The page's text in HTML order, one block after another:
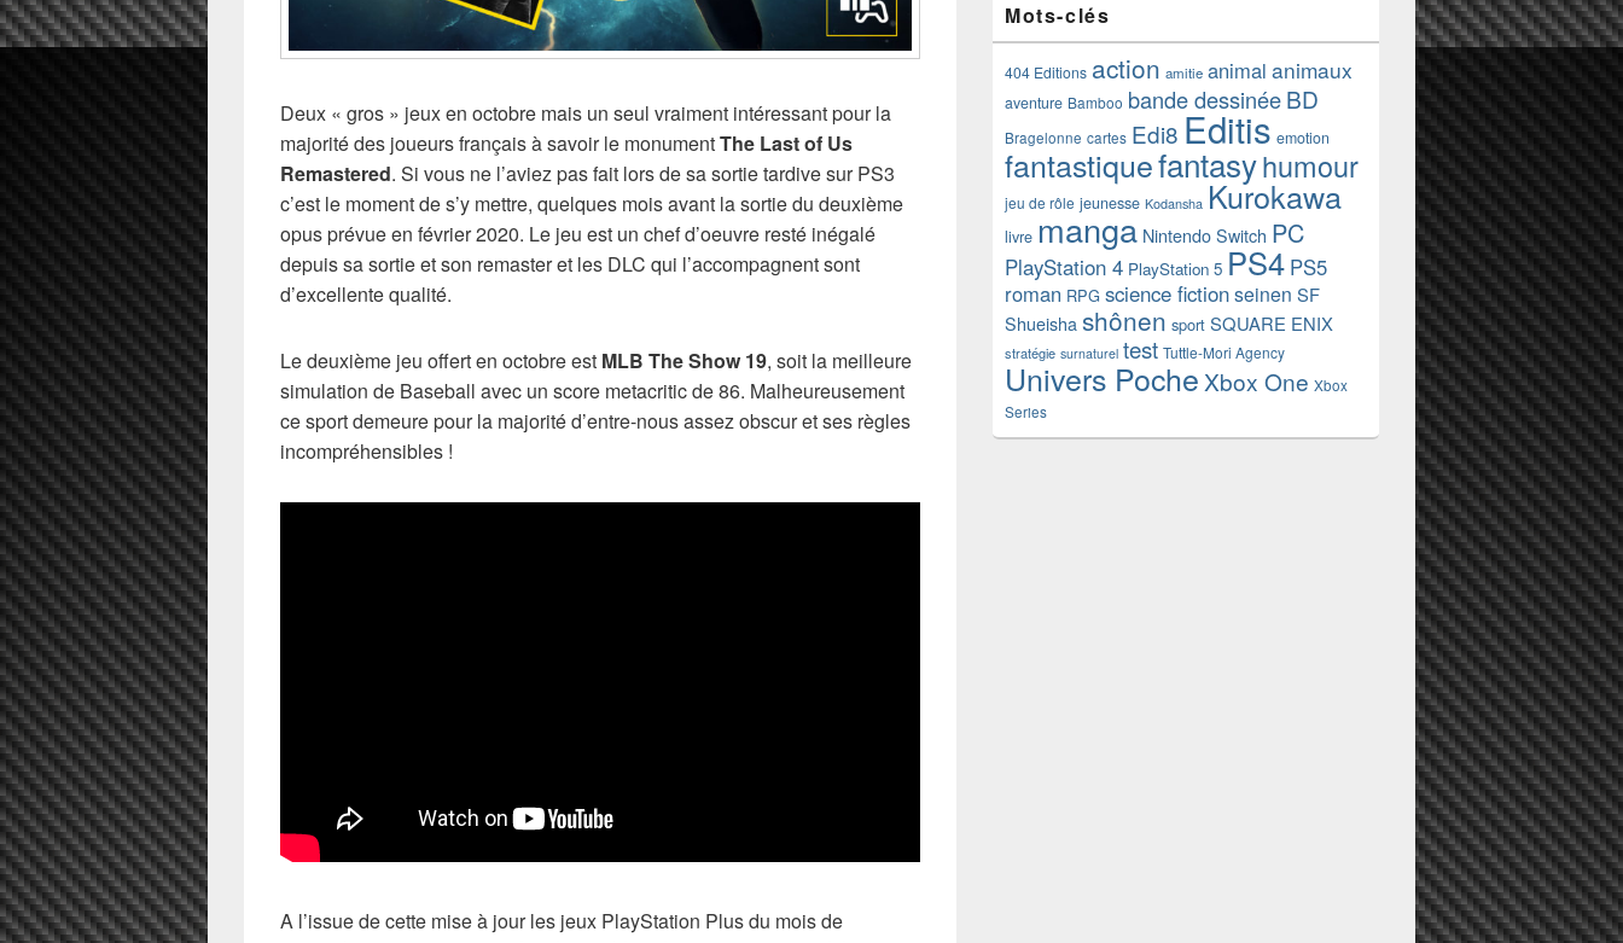
Deux « gros » jeux en octobre mais un seul vraiment intéressant pour la
majorité des joueurs français à savoir le monumentThe Last of Us
Remastered. Si vous ne l’aviez pas fait lors de sa sortie tardive sur PS3
c’est le moment de s’y mettre, quelques mois avant la sortie du deuxième
opus prévue en février 2020. Le jeu est un chef d’oeuvre resté inégalé
depuis sa sortie et son remaster et les DLC qui l’accompagnent sont
d’excellente qualité.
Le deuxième jeu offert en octobre est MLB The Show 19, soit la meilleure
simulation de Baseball avec un score metacritic de 86. Malheureusement
ce sport demeure pour la majorité d’entre-nous assez obscur et ses règles
incompréhensibles !
A l’issue de cette mise à jour les jeux PlayStation Plus du mois de
Mots-clés
404 Editions action amitie animal animaux
aventure Bamboo bande dessinéeBD
Bragelonne cartes Edi8 Editis emotion
fantastiquefantasyhumour
jeu de rôle jeunesse Kodansha Kurokawa
livre manga Nintendo Switch PC
PlayStation 4 PlayStation 5 PS4 PS5
roman RPG science fictionseinen SF
Shueisha shônen sport SQUARE ENIX
stratégie surnaturel test Tuttle-Mori Agency
Univers Poche Xbox One Xbox
Series